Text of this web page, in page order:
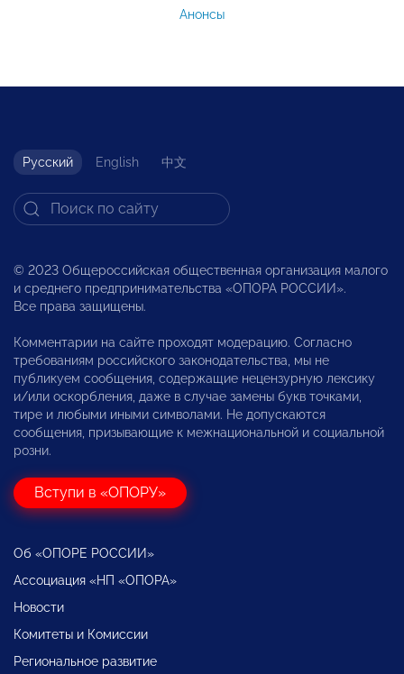
Анонсы
Русский English 中文
© 2023 Общероссийская общественная организация малого
и среднего предпринимательства «ОПОРА РОССИИ».
Все права защищены.
Комментарии на сайте проходят модерацию. Согласно
требованиям российского законодательства, мы не
публикуем сообщения, содержащие нецензурную лексику
и/или оскорбления, даже в случае замены букв точками,
тире и любыми иными символами. Не допускаются
сообщения, призывающие к межнациональной и социальной
розни.
Вступи в «ОПОРУ»
Об «ОПОРЕ РОССИИ»
Ассоциация «НП «ОПОРА»
Новости
Комитеты и Комиссии
Региональное развитие